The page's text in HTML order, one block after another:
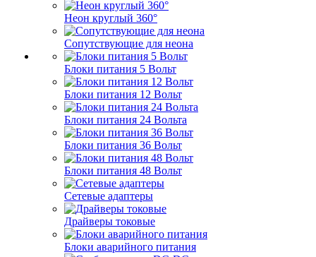
Неон круглый 360°
Сопутствующие для неона
Блоки питания 5 Вольт
Блоки питания 12 Вольт
Блоки питания 24 Вольта
Блоки питания 36 Вольт
Блоки питания 48 Вольт
Сетевые адаптеры
Драйверы токовые
Блоки аварийного питания